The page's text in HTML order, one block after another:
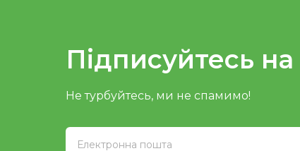
Підписуйтесь
Не турбуйтесь, ми не спамимо!